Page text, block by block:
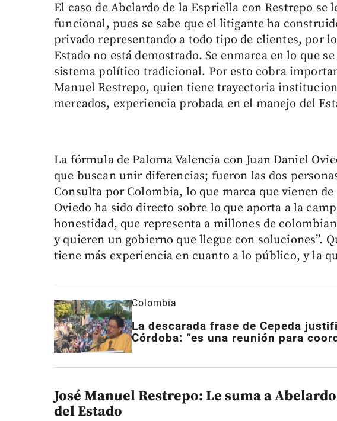
El caso de Abelardo de la Espriella con Restrepo se
funcional, pues se sabe que el litigante ha
privado representando a todo tipo de clientes, por
Estado no está demostrado. Se enmarca en lo que
sistema político tradicional. Por esto cobra
Manuel Restrepo, quien tiene trayectoria
mercados, experiencia probada en el manejo del
La fórmula de Paloma Valencia con Juan Daniel
que buscan unir diferencias; fueron las dos
Consulta por Colombia, lo que marca que vienen
Oviedo ha sido directo sobre lo que aporta a la
honestidad, que representa a millones de
y quieren un gobierno que llegue con soluciones”.
tiene más experiencia en cuanto a lo público, y la
Colombia
La descarada frase de Cepeda
Córdoba: “es una reunión para
José Manuel Restrepo: Le suma a
del Estado